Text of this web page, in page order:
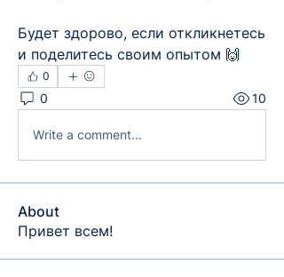
Будет здорово, если откликнетесь
и поделитесь своим опытом 🙌
0
0 10
Write a comment...
About
Привет всем!